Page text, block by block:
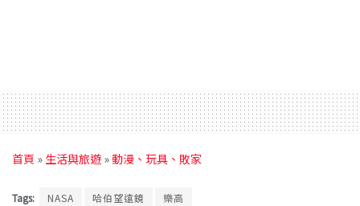
首頁 » 生活與旅遊 » 動漫、玩具、敗家
Tags: NASA 哈伯望遠鏡 樂高